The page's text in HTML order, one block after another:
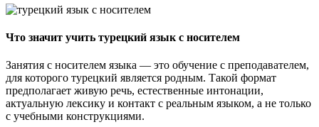
Что значит учить турецкий язык с носителем
Занятия с носителем языка — это обучение с преподавателем,
для которого турецкий является родным. Такой формат
предполагает живую речь, естественные интонации,
актуальную лексику и контакт с реальным языком, а не только
с учебными конструкциями.